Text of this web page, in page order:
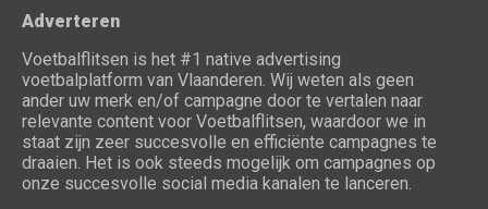
Adverteren
Voetbalflitsen is het #1 native advertising
voetbalplatform van Vlaanderen. Wij weten als geen
ander uw merk en/of campagne door te vertalen naar
relevante content voor Voetbalflitsen, waardoor we in
staat zijn zeer succesvolle en efficiënte campagnes te
draaien. Het is ook steeds mogelijk om campagnes op
onze succesvolle social media kanalen te lanceren.